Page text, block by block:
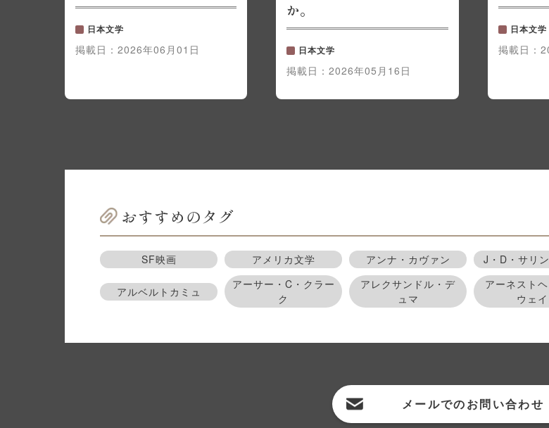
日本文学
掲載日： 2026年06月01日
か。
日本文学
掲載日：2026年05月16日
日本文学
掲載日：
おすすめのタグ
SF映画 アメリカ文学 アンナ・カヴァン J・D・サリ
アルベルトカミュ
アーサー・C・クラー
ク
アレクサンドル・デ
ュマ
アーネスト
ウェイ
メールでのお問い合わせ